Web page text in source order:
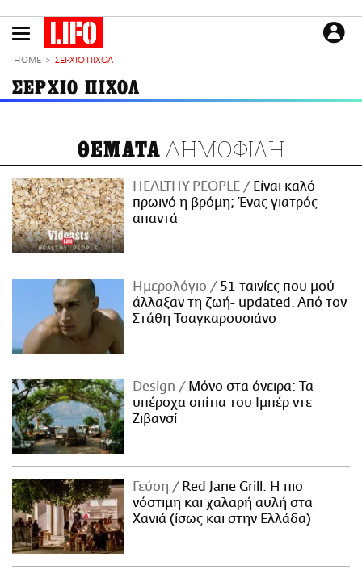
το
LIFO SHOP
NEWSLETTER
ΜΙΚΡΟΠΡΑΓΜΑΤΑ
THE GOOD LIFO
LIFOLAND
CITY GUIDE
ΑΜΠΑ
PRINT
ΕΙΔΗΣΕΙΣ
CULTURE
PODCASTS
Plus
HOME ΣΕΡΧΙΟ ΠΙΧΟΛ
ΣΕΡΧΙΟ ΠΙΧΟΛ
ΘΕΜΑΤΑ ΔΗΜΟΦΙΛΗ
HEALTHY PEOPLE
Είναι καλό
πρωινό η βρόμη; Ένας γιατρός
απαντά
Ημερολόγιο
51 ταινίες που μού
άλλαξαν τη ζωή- updated. Aπό τον
Στάθη Τσαγκαρουσιάνο
Design
Μόνο στα όνειρα: Τα
υπέροχα σπίτια του Ιμπέρ ντε
Ζιβανσί
Γεύση
Red Jane Grill: Η πιο
νόστιμη και χαλαρή αυλή στα
Χανιά (ίσως και στην Ελλάδα)